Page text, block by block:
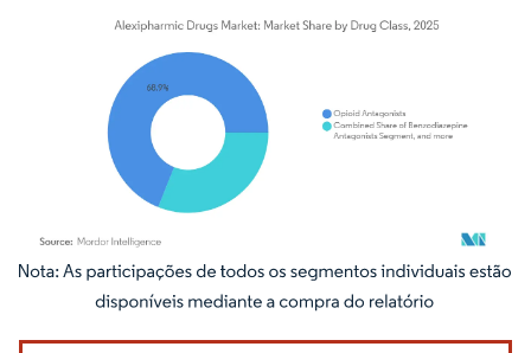
Imagem © Mordor Intelligence. O reuso requer atribuição conforme CC BY 4.0.